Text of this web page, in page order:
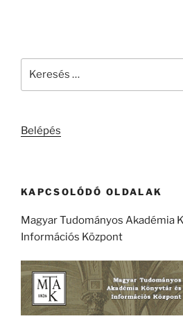
Belépés
KAPCSOLÓDÓ OLDALAK
Magyar Tudományos Akadémia
Információs Központ